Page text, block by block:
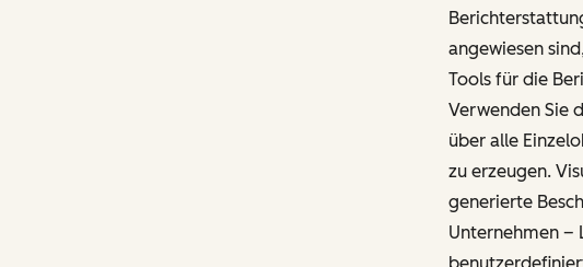
angewiesen
Tools für die
Verwenden Sie
über alle
zu erzeugen.
generierte
Unternehmen –